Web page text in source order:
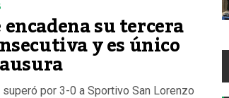
su tercera
y es único
por 3-0 a Sportivo San Lorenzo